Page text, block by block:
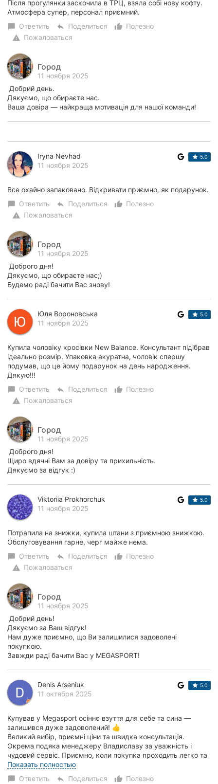
Після прогулянки заскочила в ТРЦ, взяла собі нову кофту.
Атмосфера супер, персонал приємний.
chat_bubble Ответить reply Поделиться thumb_up_alt
Полезно
warning Пожаловаться
Город
11 ноября 2025
Добрий день.
Дякуємо, що обираєте нас.
Ваша довіра — найкраща мотивація для нашої команди!
Iryna Nevhad
11 ноября 2025
5.0
Все охайно запаковано. Відкривати приємно, як подарунок.
chat_bubble Ответить reply Поделиться thumb_up_alt
Полезно
warning Пожаловаться
Город
11 ноября 2025
Доброго дня!
Дякуємо, що обираєте нас;)
Будемо раді бачити Вас знову!
Юля Вороновська
11 ноября 2025
5.0
Купила чоловіку кросівки New Balance. Консультант підібрав
ідеально розмір. Упаковка акуратна, чоловік спершу
подумав, що це йому подарунок на день народження.
Дякую!!!
chat_bubble Ответить reply Поделиться thumb_up_alt
Полезно
warning Пожаловаться
Город
11 ноября 2025
Доброго дня!
Щиро вдячні Вам за довіру та прихильність.
Дякуємо за відгук :)
Viktoriia Prokhorchuk
11 ноября 2025
5.0
Потрапила на знижки, купила штани з приємною знижкою.
Обслуговування гарне, черг майже нема.
chat_bubble Ответить reply Поделиться thumb_up_alt
Полезно
warning Пожаловаться
Город
11 ноября 2025
Добрий день!
Дякуємо за Ваш відгук!
Нам дуже приємно, що Ви залишилися задоволені
покупкою.
Завжди раді бачити Вас у MEGASPORT!
Denis Arseniuk
11 октября 2025
5.0
Купував у Megasport осіннє взуття для себе та сина —
залишився дуже задоволений! 👍
Великий вибір, приємні ціни та швидка консультація.
Окрема подяка менеджеру Владиславу за уважність і
чудовий сервіс. Приємно, коли покупка проходить легко та
з позити...
Показать полностью
chat_bubble Ответить reply Поделиться thumb_up_alt
Полезно